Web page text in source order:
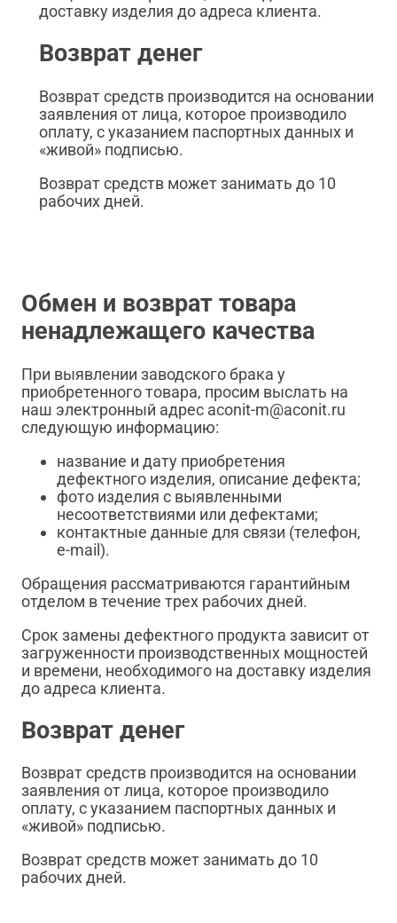
доставку изделия до адреса клиента.
Возврат денег
Возврат средств производится на основании
заявления от лица, которое производило
оплату, с указанием паспортных данных и
«живой» подписью.
Возврат средств может занимать до 10
рабочих дней.
Обмен и возврат товара
ненадлежащего качества
При выявлении заводского брака у
приобретенного товара, просим выслать на
наш электронный адрес aconit-m@aconit.ru
следующую информацию:
название и дату приобретения
дефектного изделия, описание дефекта;
фото изделия с выявленными
несоответствиями или дефектами;
контактные данные для связи (телефон,
e-mail).
Обращения рассматриваются гарантийным
отделом в течение трех рабочих дней.
Срок замены дефектного продукта зависит от
загруженности производственных мощностей
и времени, необходимого на доставку изделия
до адреса клиента.
Возврат денег
Возврат средств производится на основании
заявления от лица, которое производило
оплату, с указанием паспортных данных и
«живой» подписью.
Возврат средств может занимать до 10
рабочих дней.